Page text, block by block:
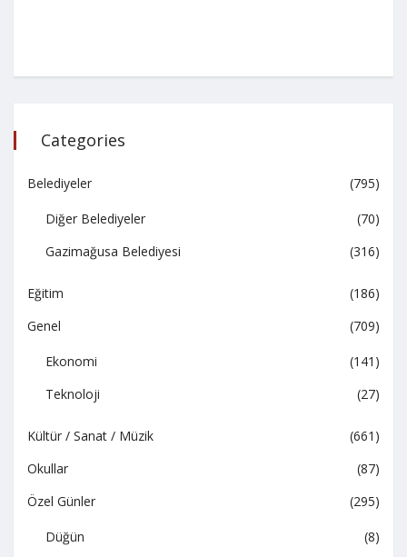
Categories
Belediyeler (795)
Diğer Belediyeler
(70)
Gazimağusa Belediyesi
(316)
Eğitim
(186)
Genel
(709)
Ekonomi
(141)
Teknoloji
(27)
Kültür / Sanat / Müzik
(661)
Okullar
(87)
Özel Günler
(295)
Düğün
(8)